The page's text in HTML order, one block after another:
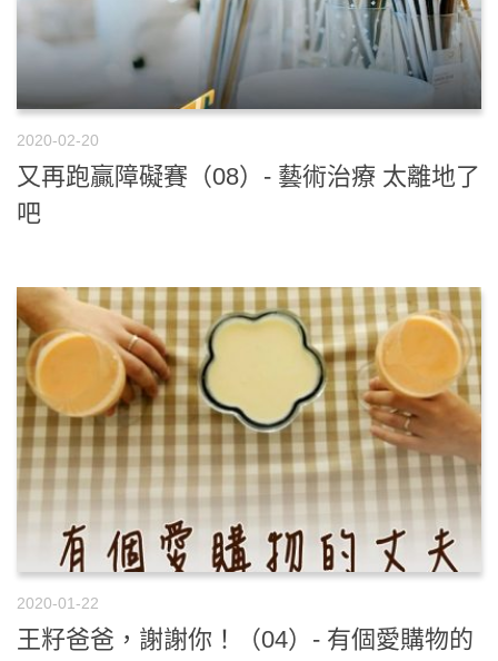
2020-02-20
又再跑贏障礙賽（08）- 藝術治療 太離地了
吧
2020-01-22
王籽爸爸，謝謝你！（04）- 有個愛購物的